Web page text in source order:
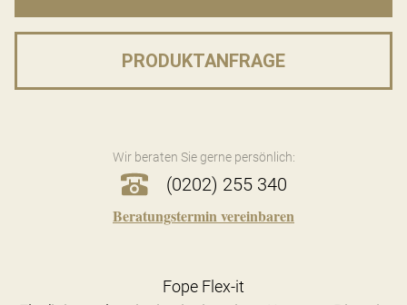
PRODUKTANFRAGE
Wir beraten Sie gerne persönlich:
(0202) 255 340
Beratungstermin vereinbaren
Fope Flex-it